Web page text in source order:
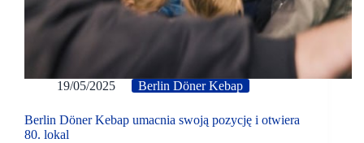
19/05/2025 Berlin Döner Kebap
Berlin Döner Kebap umacnia swoją pozycję i otwiera
80. lokal